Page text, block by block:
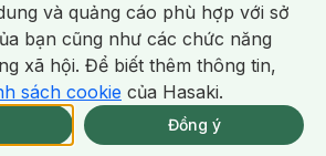
Giao Nhanh Miễn Phí 2H Xem chi tiết
Mua online
NowFree 2H trễ tặng 100k
Da
Khô Dụng Cụ / Máy Rửa Mặt Máy Chăm Sóc Da
và quảng cáo phù hợp với sở
bạn cũng như các chức năng
xã hội. Để biết thêm thông tin,
sách cookie của Hasaki.
Đồng ý